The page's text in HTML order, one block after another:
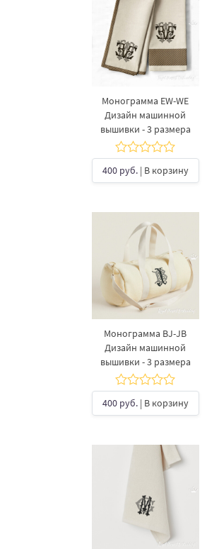
Монограмма EW-WE
Дизайн машинной
вышивки - 3 размера
400 руб.| В корзину
Монограмма BJ-JB
Дизайн машинной
вышивки - 3 размера
400 руб.| В корзину